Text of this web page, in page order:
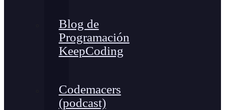
Blog de
Programación
KeepCoding
Codemacers
(podcast)